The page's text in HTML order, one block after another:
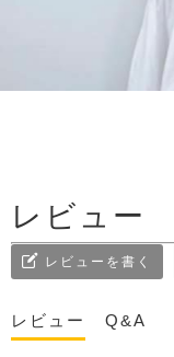
レビュー
レビューを書く
レビュー Q&A